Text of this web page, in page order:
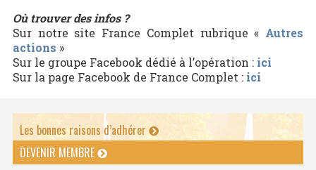
Où trouver des infos ?
Sur notre site France Complet rubrique « Autres
actions »
Sur le groupe Facebook dédié à l’opération : ici
Sur la page Facebook de France Complet : ici
Les bonnes raisons d’adhérer
DEVENIR MEMBRE